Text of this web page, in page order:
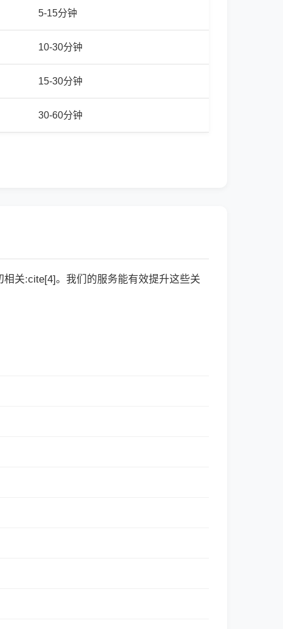
5-15分钟
10-30分钟
15-30分钟
30-60分钟
关:cite[4]。我们的服务能有效提升这些关